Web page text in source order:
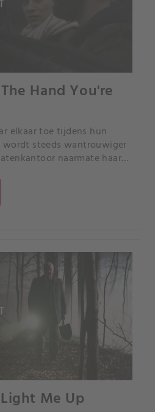
Hand You're
elkaar toe tijdens hun
wordt steeds wantrouwiger
naarmate haar
Me Up